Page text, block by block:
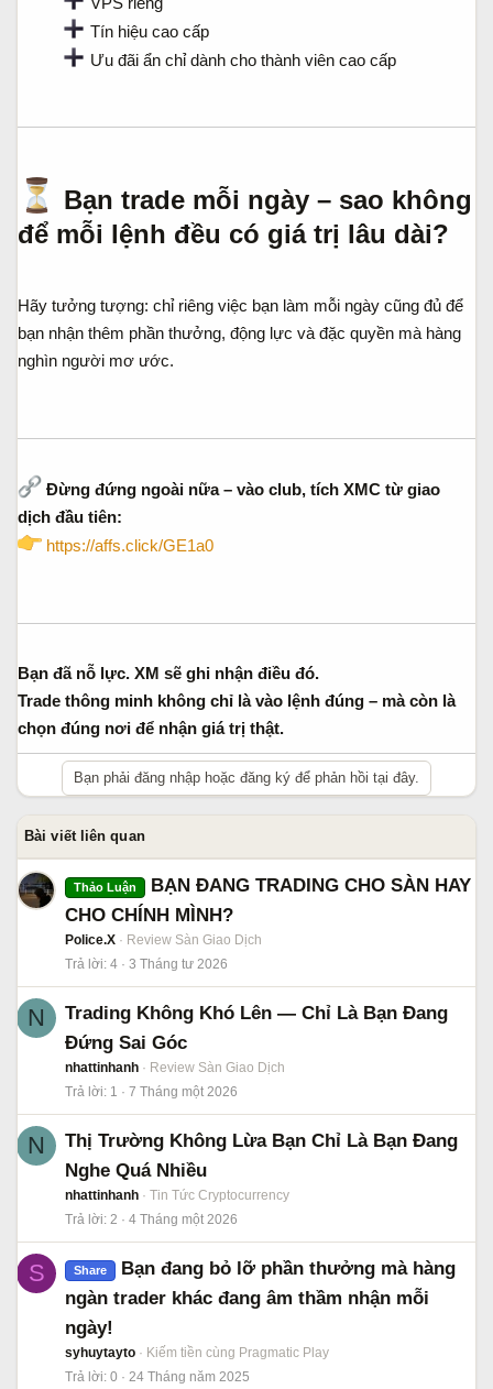
Tín hiệu cao cấp
Ưu đãi ẩn chỉ dành cho thành viên cao cấp
Bạn trade mỗi ngày – sao không
để mỗi lệnh đều có giá trị lâu dài?​
Hãy tưởng tượng: chỉ riêng việc bạn làm mỗi ngày cũng đủ để
bạn nhận thêm phần thưởng, động lực và đặc quyền mà hàng
nghìn người mơ ước.
Đừng đứng ngoài nữa – vào club, tích XMC từ giao
dịch đầu tiên:
https://affs.click/GE1a0
Bạn đã nỗ lực. XM sẽ ghi nhận điều đó.
Trade thông minh không chỉ là vào lệnh đúng – mà còn là
chọn đúng nơi để nhận giá trị thật.
Bạn phải đăng nhập hoặc đăng ký để phản hồi tại đây.
Bài viết liên quan
Thảo Luận
BẠN ĐANG TRADING CHO SÀN HAY
CHO CHÍNH MÌNH?
Police.X
Review Sàn Giao Dịch
Trả lời 4 3 Tháng tư 2026
N
Trading Không Khó Lên — Chỉ Là Bạn Đang
Đứng Sai Góc
nhattinhanh
Review Sàn Giao Dịch
Trả lời 1 7 Tháng một 2026
N
Thị Trường Không Lừa Bạn Chỉ Là Bạn Đang
Nghe Quá Nhiều
nhattinhanh
Tin Tức Cryptocurrency
Trả lời 2 4 Tháng một 2026
S Share
Bạn đang bỏ lỡ phần thưởng mà hàng
ngàn trader khác đang âm thầm nhận mỗi
ngày!
syhuytayto
Kiếm tiền cùng Pragmatic Play
Trả lời 0 24 Tháng năm 2025